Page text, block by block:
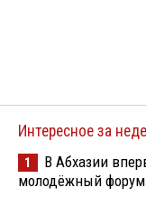
Интересное за
1
В Абхазии
молодёжный форум